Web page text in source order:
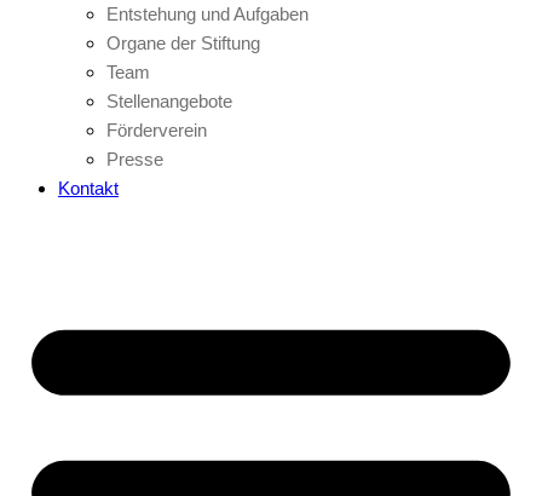
Entstehung und Aufgaben
Organe der Stiftung
Team
Stellenangebote
Förderverein
Presse
Kontakt